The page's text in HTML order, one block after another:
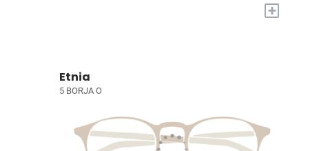
+
Etnia
5 BORJA O